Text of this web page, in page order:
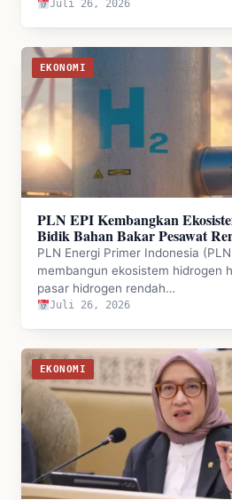
Juli 26, 2026
EKONOMI
PLN EPI Kembangkan
Bidik Bahan Bakar Pesawat
PLN Energi Primer Indonesia
membangun ekosistem hidrogen
pasar hidrogen rendah…
Juli 26, 2026
EKONOMI